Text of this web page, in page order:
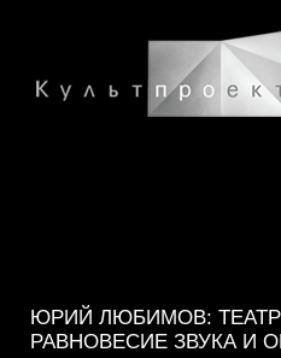
ЮРИЙ ЛЮБИМОВ:
РАВНОВЕСИЕ ЗВУКА И